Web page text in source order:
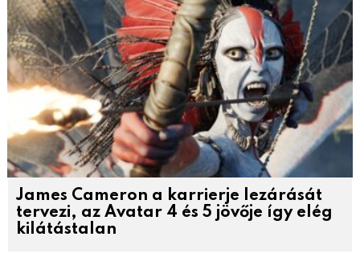
James Cameron a karrierje lezárását
tervezi, az Avatar 4 és 5 jövője így elég
kilátástalan